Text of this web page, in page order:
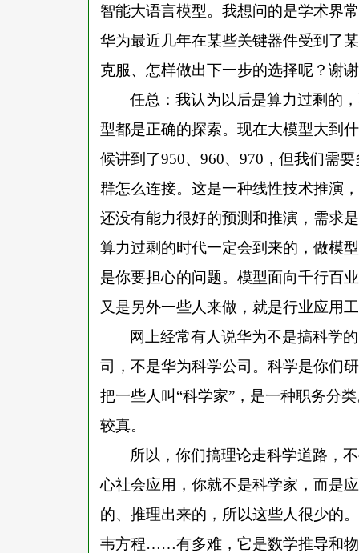
智能大语言模型。我想问的是学术界
华为最近几年在某些关键器件受到了
克服、怎样做出下一步的选择呢？谢
任总：我认为以后是算力过剩的
型都是正确的探索。现在大模型大到
候讲到了950、960、970，但我们需
群怎么连接。这是一种线性技术推演
还没有能力很好的预测和推演，需求
算力过剩的时代一定会到来的，做模
是你要担心的问题。模型面向千行百
又是另外一些人来做，就是行业应用
网上经常有人说华为不是搞科学
司，不是华为科学公司。科学是你们
把一些人叫 “科学家”，是一种职务分
较真。
所以，你们搞理论走科学道路，
心社会应用，你就不是科学家，而是
的、推理出来的，所以这些人很少的
韦方程……有多难，它是数学推导和物